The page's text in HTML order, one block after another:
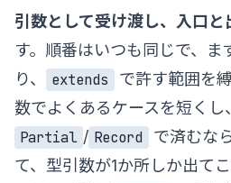
引数として受け渡し、入口と
す。順番はいつも同じで、ま
り、
extends
で許す範囲を
数でよくあるケースを短くし
Partial / Record
で済むな
て、型引数が1か所しか出て